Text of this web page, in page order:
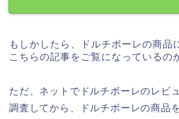
もしかしたら、ドルチボーレの商品
こちらの記事をご覧になっているの
ただ、ネットでドルチボーレのレビ
調査してから、ドルチボーレの商品